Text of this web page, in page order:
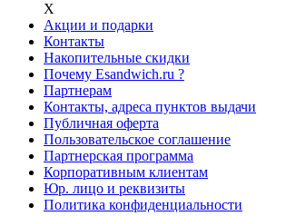
Х
Акции и подарки
Контакты
Накопительные скидки
Почему Esandwich.ru ?
Партнерам
Контакты, адреса пунктов выдачи
Публичная оферта
Пользовательское соглашение
Партнерская программа
Корпоративным клиентам
Юр. лицо и реквизиты
Политика конфиденциальности